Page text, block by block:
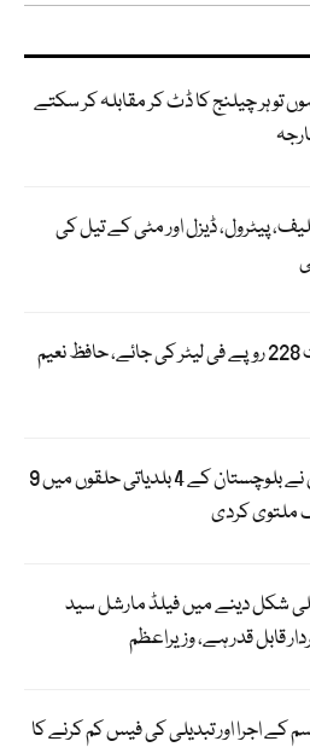
تو ہر چیلنج کا ڈٹ کر مقابلہ کر سکتے
پیٹرول، ڈیزل اور مٹی کے تیل کی
پیٹرول کی قیمت 228 روپے فی لیٹر کی جائے، حافظ نعیم
الیکشن کمیشن نے بلوچستان کے 4 بلدیاتی حلقوں میں 9
ملتوی کردی
شکل دینے میں فیلڈ مارشل سید
قابل قدر ہے، وزیراعظم
کے اجرا اور تبدیلی کی فیس کم کرنے کا